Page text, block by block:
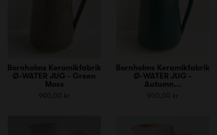
Bornholms Keramikfabrik
Ø-WATER JUG - Green
Moss
900,00 kr
Bornholms Keramikfabrik
Ø-WATER JUG -
Autumn...
900,00 kr